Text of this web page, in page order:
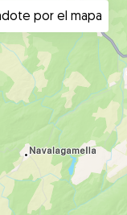
por el mapa